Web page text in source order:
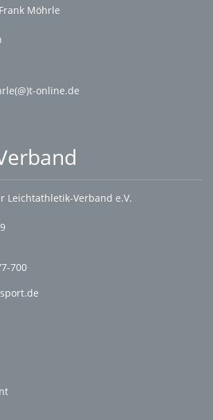
Möhrle
online.de
Leichtathletik-Verband e.V.
700